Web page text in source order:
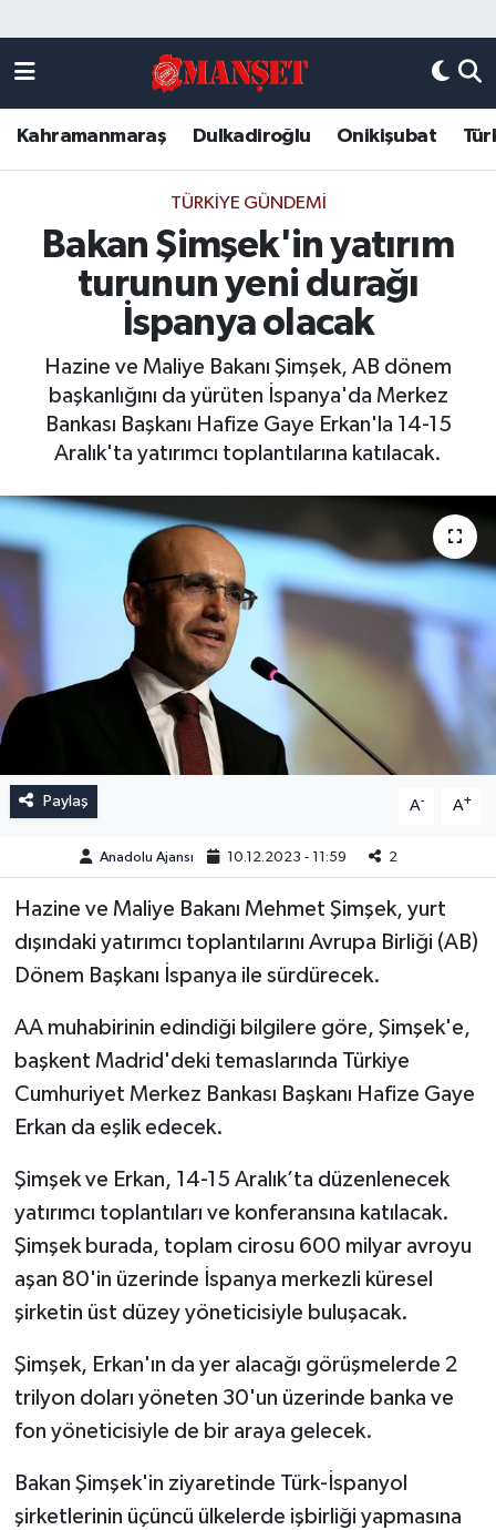
Kahramanmaraş Dulkadiroğlu Onikişubat
TÜRKIYE GÜNDEMI
Bakan Şimşek'in yatırım
turunun yeni durağı
İspanya olacak
Hazine ve Maliye Bakanı Şimşek, AB dönem
başkanlığını da yürüten İspanya'da Merkez
Bankası Başkanı Hafize Gaye Erkan'la 14-15
Aralık'ta yatırımcı toplantılarına katılacak.
Paylaş A- A+
Anadolu Ajansı 10.12.2023 - 11:59 2
Hazine ve Maliye Bakanı Mehmet Şimşek, yurt
dışındaki yatırımcı toplantılarını Avrupa Birliği (AB)
Dönem Başkanı İspanya ile sürdürecek.
AA muhabirinin edindiği bilgilere göre, Şimşek'e,
başkent Madrid'deki temaslarında Türkiye
Cumhuriyet Merkez Bankası Başkanı Hafize Gaye
Erkan da eşlik edecek.
Şimşek ve Erkan, 14-15 Aralık’ta düzenlenecek
yatırımcı toplantıları ve konferansına katılacak.
Şimşek burada, toplam cirosu 600 milyar avroyu
aşan 80'in üzerinde İspanya merkezli küresel
şirketin üst düzey yöneticisiyle buluşacak.
Şimşek, Erkan'ın da yer alacağı görüşmelerde 2
trilyon doları yöneten 30'un üzerinde banka ve
fon yöneticisiyle de bir araya gelecek.
Bakan Şimşek'in ziyaretinde Türk-İspanyol
şirketlerinin üçüncü ülkelerde işbirliği yapmasına
DULKADİROĞLU
KAHRAMANMARAŞ
ONİKİŞUBAT
ÖZEL HABER
Künye
Kahramanmaraş Nöbetçi Eczaneler
Kahramanmaraş Hava Durumu
Kahramanmaraş Trafik Yoğunluk Haritası
Süper Lig Puan Durumu ve Fikstür
Tüm Manşetler
Son Dakika Haberleri
Haber Arşivi